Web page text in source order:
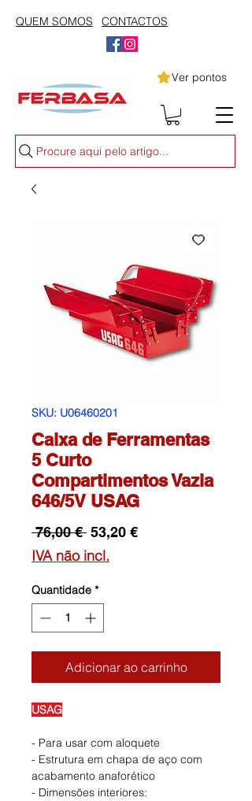
QUEM SOMOS CONTACTOS
Ver pontos
Procure aqui pelo artigo...
SKU: U06460201
Caixa de Ferramentas
5 Curto
Compartimentos Vazia
646/5V USAG
76,00 € Preço
normal
53,20 €Preço
IVA não incl.
Quantidade *
Adicionar ao carrinho
USAG
- Para usar com aloquete
- Estrutura em chapa de aço com
acabamento anaforético
- Dimensões interiores: